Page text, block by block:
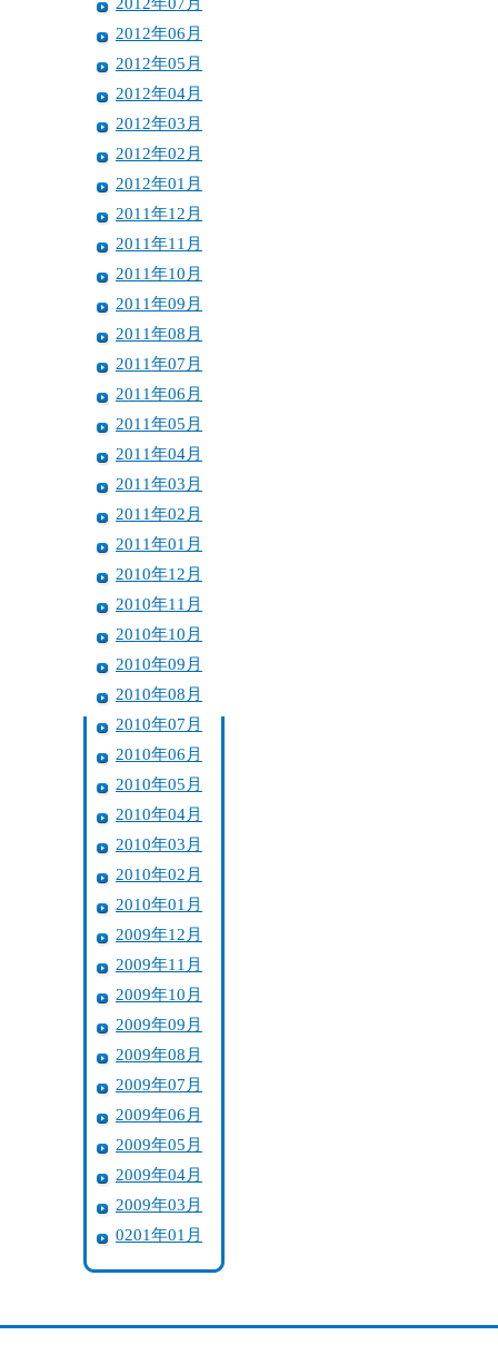
2012年06月
2012年05月
2012年04月
2012年03月
2012年02月
2012年01月
2011年12月
2011年11月
2011年10月
2011年09月
2011年08月
2011年07月
2011年06月
2011年05月
2011年04月
2011年03月
2011年02月
2011年01月
2010年12月
2010年11月
2010年10月
2010年09月
2010年08月
2010年07月
2010年06月
2010年05月
2010年04月
2010年03月
2010年02月
2010年01月
2009年12月
2009年11月
2009年10月
2009年09月
2009年08月
2009年07月
2009年06月
2009年05月
2009年04月
2009年03月
0201年01月